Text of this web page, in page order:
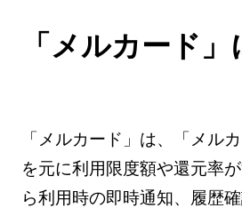
「メルカード
「メルカード」は、「メル
を元に利用限度額や還元率
ら利用時の即時通知、履歴